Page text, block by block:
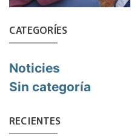
CATEGORÍES
Noticies
Sin categoría
RECIENTES